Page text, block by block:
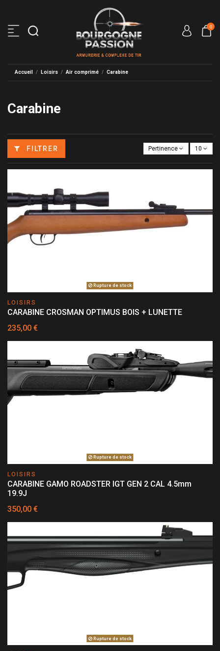
0
Accueil Loisirs Air comprimé Carabine
Carabine
FILTRER Pertinence 10
Rupture de stock
LOISIRS
CARABINE CROSMAN OPTIMUS BOIS + LUNETTE
235,00 €
Rupture de stock
LOISIRS
CARABINE GAMO ROADSTER IGT GEN 2 CAL 4.5mm
19.9J
350,00 €
Rupture de stock